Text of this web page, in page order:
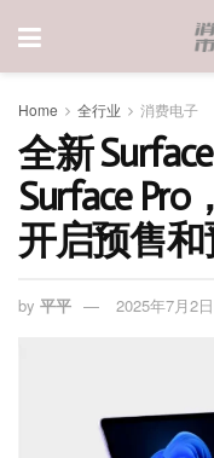
Home 全行业 消费电子
全新
Surface Pro
开启预售和
by 平平 2025年7月2日